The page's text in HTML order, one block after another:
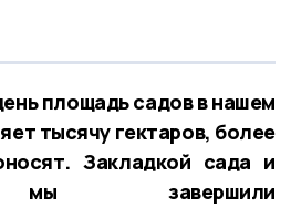
площадь садов в нашем
тысячу гектаров, более
Закладкой сада и
мы завершили